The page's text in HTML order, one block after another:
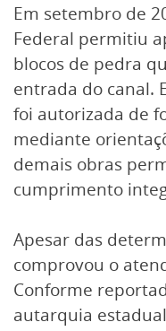
Em setembro de
Federal permitiu
blocos de pedra
entrada do canal.
foi autorizada de
mediante
demais obras
cumprimento
Apesar das
comprovou o
Conforme
autarquia